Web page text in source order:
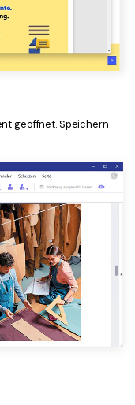
geöffnet. Speichern